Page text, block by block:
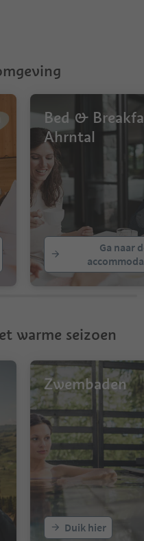
Bed &
Ahrntal
Ga naar
warme seizoen
Zwembaden
Duik hier